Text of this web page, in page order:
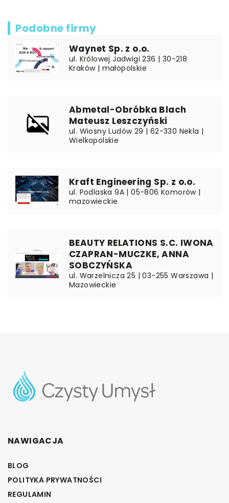
Podobne firmy
Waynet Sp. z o.o.
ul. Królowej Jadwigi 236 | 30-218
Kraków | małopolskie
Abmetal-Obróbka Blach
Mateusz Leszczyński
ul. Wiosny Ludów 29 | 62-330 Nekla |
Wielkopolskie
Kraft Engineering Sp. z o.o.
ul. Podlaska 9A | 05-806 Komorów |
mazowieckie
BEAUTY RELATIONS S.C. IWONA
CZAPRAN-MUCZKE, ANNA
SOBCZYŃSKA
ul. Warzelnicza 25 | 03-255 Warszawa |
Mazowieckie
NAWIGACJA
BLOG
POLITYKA PRYWATNOŚCI
REGULAMIN